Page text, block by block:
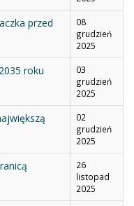
przed
08
grudzień
2025
roku
03
grudzień
2025
02
grudzień
2025
26
listopad
2025